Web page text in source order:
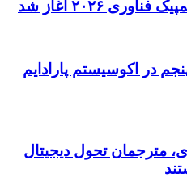
۲۰۲۶ آغاز شد
در اکوسیستم پارادایم
مترجمان تحول دیجیتال